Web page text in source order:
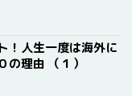
！人生一度は海外に
の理由 （１）